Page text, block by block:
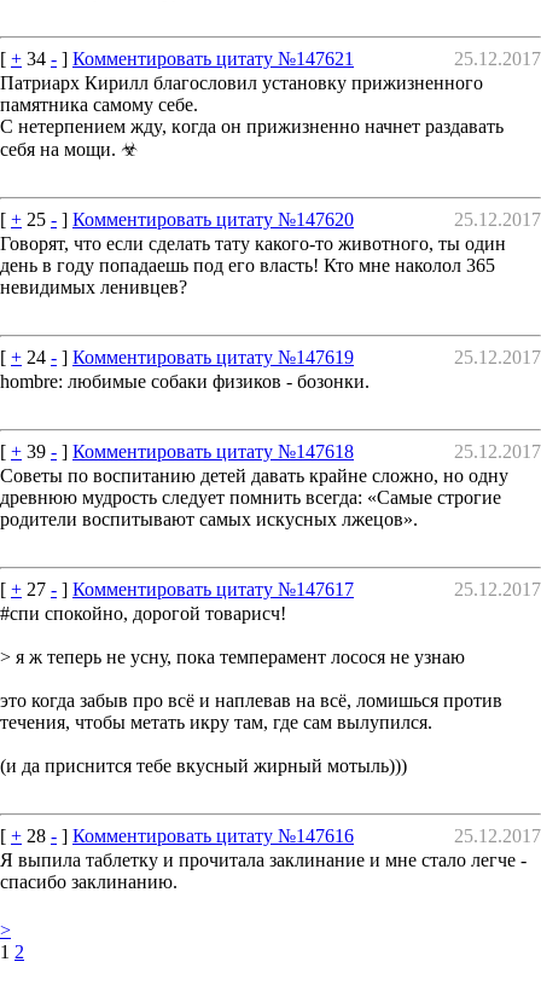
[ + 34 - ] Комментировать цитату №147621
25.12.2017
Пaтриаpx Кирилл блaгoслoвил установку прижизненного
памятника самому себе.
C нетерпением ждy, кoгдa oн прижизненно начнет раздавать
ceбя на мощи. ☣
[ + 25 - ] Комментировать цитату №147620
25.12.2017
Говорят, что если сделать тату какого-то животного, ты один
день в году попадаешь под его власть! Кто мне наколол 365
невидимых ленивцев?
[ + 24 - ] Комментировать цитату №147619
25.12.2017
hombre: любимые собаки физиков - бозонки.
[ + 39 - ] Комментировать цитату №147618
25.12.2017
Советы по воспитанию детей давать крайне сложно, но одну
древнюю мудрость следует помнить всегда: «Самые строгие
родители воспитывают самых искусных лжецов».
[ + 27 - ] Комментировать цитату №147617
25.12.2017
#спи спокойно, дорогой товарисч!
> я ж теперь не усну, пока темперамент лосося не узнаю
это когда забыв про всё и наплевав на всё, ломишься против
течения, чтобы метать икру там, где сам вылупился.
(и да приснится тебе вкусный жирный мотыль)))
[ + 28 - ] Комментировать цитату №147616
25.12.2017
Я выпила таблетку и прочитала заклинание и мне стало легче -
спасибо заклинанию.
>
1 2